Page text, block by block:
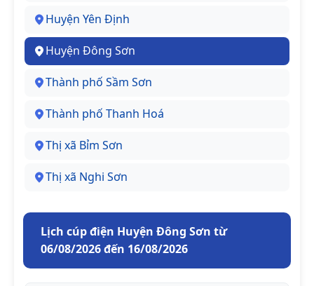
Huyện Yên Định
Huyện Đông Sơn
Thành phố Sầm Sơn
Thành phố Thanh Hoá
Thị xã Bỉm Sơn
Thị xã Nghi Sơn
Lịch cúp điện Huyện Đông Sơn từ
06/08/2026 đến 16/08/2026